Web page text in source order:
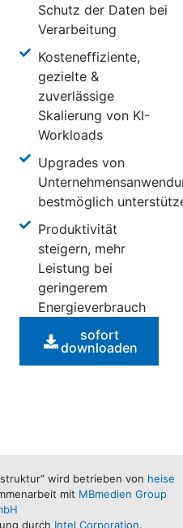
Schutz der Daten bei
Verarbeitung
Kosteneffiziente,
gezielte &
zuverlässige
Skalierung von KI-
Workloads
Upgrades von
bestmöglich
Produktivität
steigern, mehr
Leistung bei
geringerem
Energieverbrauch
sofort
downloaden
wird betrieben von heise
mit MBmedien Group
durch Intel Corporation.